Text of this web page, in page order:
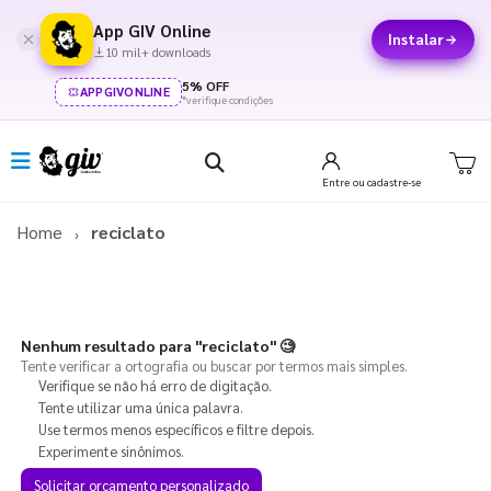
App GIV Online
10 mil+ downloads
Instalar
APPGIVONLINE 5% OFF
*verifique condições
Entre ou cadastre-se
Home reciclato
Nenhum resultado para "reciclato"🧐
Tente verificar a ortografia ou buscar por termos mais simples.
Verifique se não há erro de digitação.
Tente utilizar uma única palavra.
Use termos menos específicos e filtre depois.
Experimente sinônimos.
Solicitar orçamento personalizado